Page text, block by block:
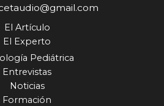
El Artículo
El Experto
Pediátrica
Entrevistas
Noticias
Formación